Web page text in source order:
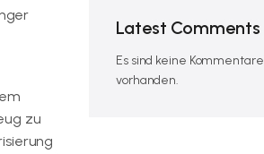
zu
Latest Comments
Es sind keine Kommentare
vorhanden.